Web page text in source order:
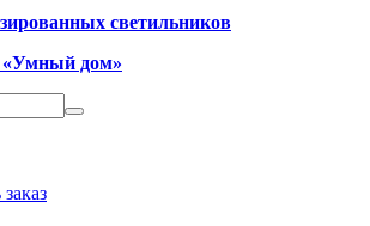
светильников
«Умный дом»